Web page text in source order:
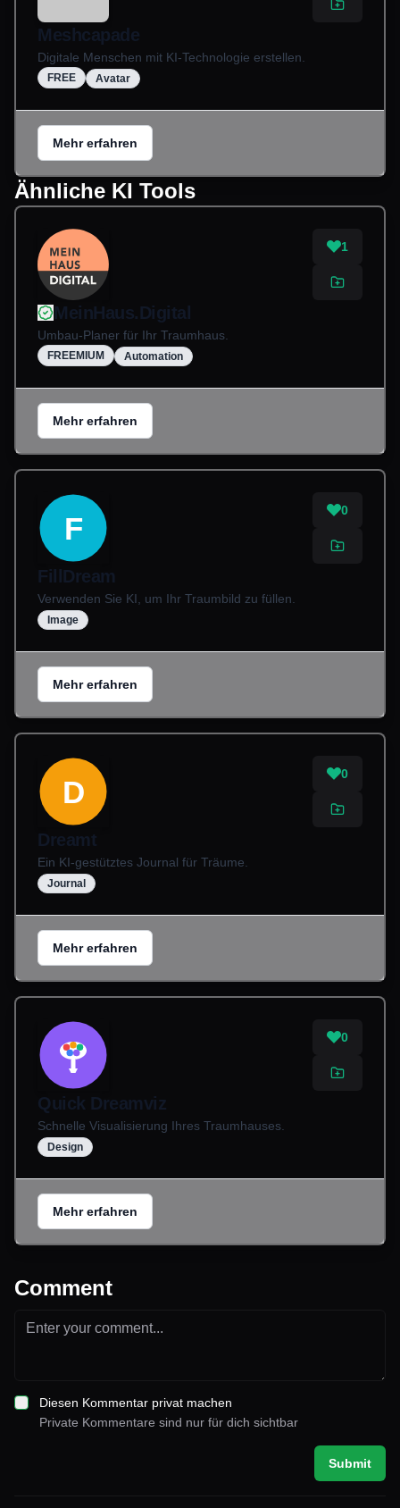
Meshcapade
Digitale Menschen mit KI-Technologie erstellen.
FREE Avatar
Mehr erfahren
Ähnliche KI Tools
1
MeinHaus.Digital
Umbau-Planer für Ihr Traumhaus.
FREEMIUM Automation
Mehr erfahren
F
0
FillDream
Verwenden Sie KI, um Ihr Traumbild zu füllen.
Image
Mehr erfahren
D
0
Dreamt
Ein KI-gestütztes Journal für Träume.
Journal
Mehr erfahren
0
Quick Dreamviz
Schnelle Visualisierung Ihres Traumhauses.
Design
Mehr erfahren
Comment
Diesen Kommentar privat machen
Private Kommentare sind nur für dich sichtbar
Submit